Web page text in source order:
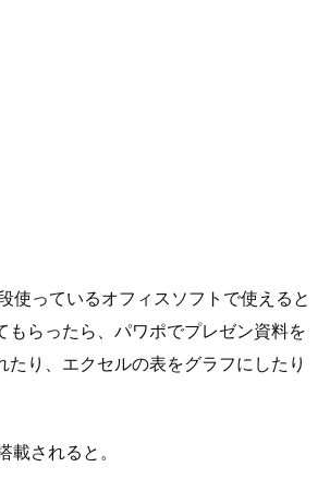
使っているオフィスソフトで使えると
らったら、パワポでプレゼン資料を
り、エクセルの表をグラフにしたり
されると。